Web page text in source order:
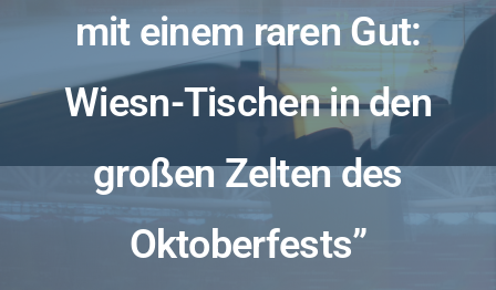
mit einem raren Gut:
Wiesn-Tischen in den
großen Zelten des
Oktoberfests”